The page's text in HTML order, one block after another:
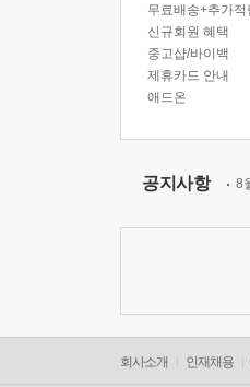
무료배송+추가적
신규회원 혜택
중고샵/바이백
제휴카드 안내
애드온
공지사항 8
회사소개 인재채용